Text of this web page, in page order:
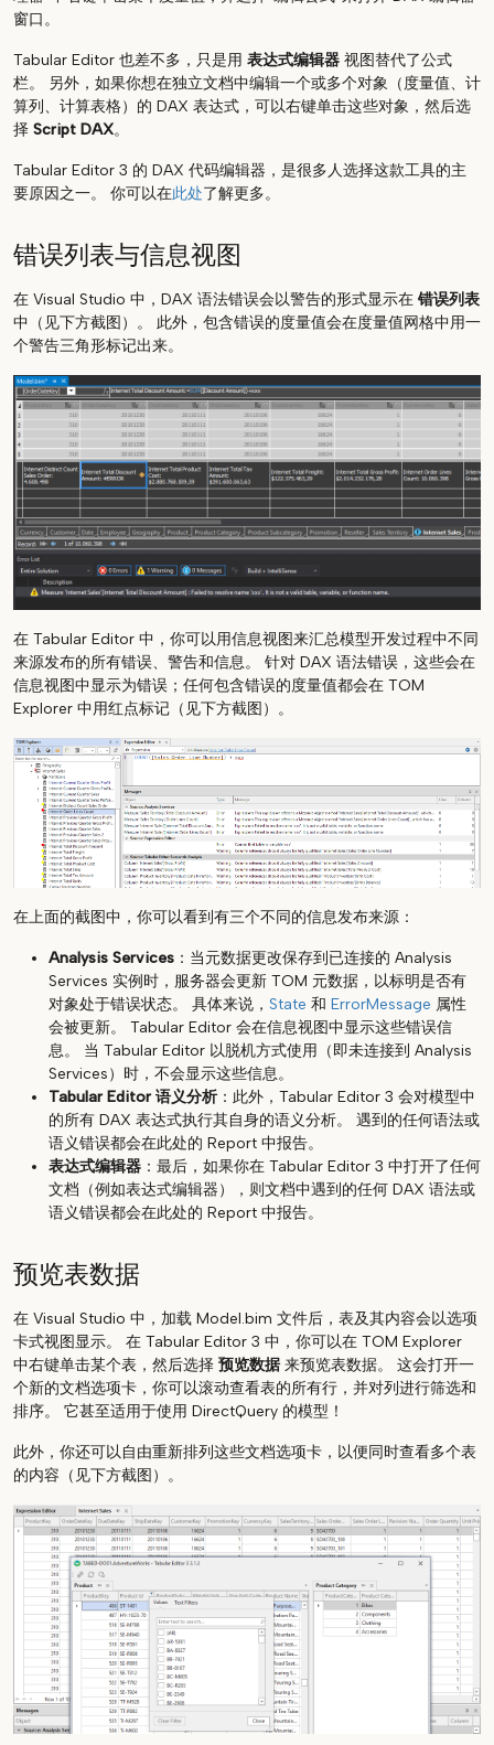
窗口。
Tabular Editor 也差不多，只是用 表达式编辑器 视图替代了公式
栏。 另外，如果你想在独立文档中编辑一个或多个对象（度量值、计
算列、计算表格）的 DAX 表达式，可以右键单击这些对象，然后选
择 Script DAX。
Tabular Editor 3 的 DAX 代码编辑器，是很多人选择这款工具的主
要原因之一。 你可以在此处了解更多。
错误列表与信息视图
在 Visual Studio 中，DAX 语法错误会以警告的形式显示在 错误列表
中（见下方截图）。 此外，包含错误的度量值会在度量值网格中用一
个警告三角形标记出来。
在 Tabular Editor 中，你可以用信息视图来汇总模型开发过程中不同
来源发布的所有错误、警告和信息。 针对 DAX 语法错误，这些会在
信息视图中显示为错误；任何包含错误的度量值都会在 TOM
Explorer 中用红点标记（见下方截图）。
在上面的截图中，你可以看到有三个不同的信息发布来源：
Analysis Services ：当元数据更改保存到已连接的 Analysis
Services 实例时，服务器会更新 TOM 元数据，以标明是否有
对象处于错误状态。 具体来说， State 和 ErrorMessage 属性
会被更新。 Tabular Editor 会在信息视图中显示这些错误信
息。 当 Tabular Editor 以脱机方式使用（即未连接到 Analysis
Services）时，不会显示这些信息。
Tabular Editor 语义分析：此外，Tabular Editor 3 会对模型中
的所有 DAX 表达式执行其自身的语义分析。 遇到的任何语法或
语义错误都会在此处的 Report 中报告。
表达式编辑器 ：最后，如果你在 Tabular Editor 3 中打开了任何
文档（例如表达式编辑器），则文档中遇到的任何 DAX 语法或
语义错误都会在此处的 Report 中报告。
预览表数据
在 Visual Studio 中，加载 Model.bim 文件后，表及其内容会以选项
卡式视图显示。 在 Tabular Editor 3 中，你可以在 TOM Explorer
中右键单击某个表，然后选择 预览数据来预览表数据。 这会打开一
个新的文档选项卡，你可以滚动查看表的所有行，并对列进行筛选和
排序。 它甚至适用于使用 DirectQuery 的模型！
此外，你还可以自由重新排列这些文档选项卡，以便同时查看多个表
的内容（见下方截图）。